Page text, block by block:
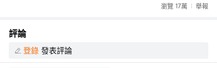
瀏覽 17萬 舉報
評論
登錄 發表評論